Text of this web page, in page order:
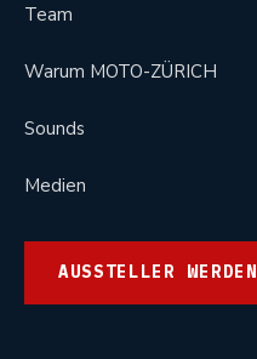
Team
Warum MOTO-ZÜRICH
Sounds
Medien
AUSSTELLER WERDEN